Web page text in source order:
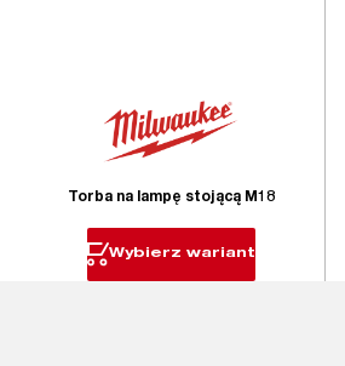
Torba na lampę stojącą M18
Wybierz wariant